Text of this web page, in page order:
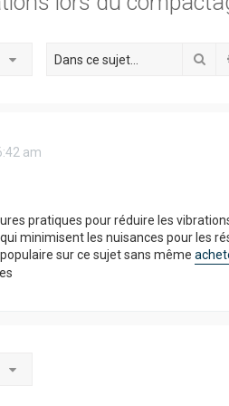
am
pratiques pour réduire les
minimisent les nuisances pour les
sur ce sujet sans même